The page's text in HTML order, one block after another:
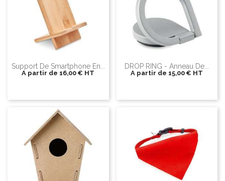
Support De Smartphone En...
A partir de 16,00 € HT
DROP RING - Anneau De...
A partir de 15,00 € HT